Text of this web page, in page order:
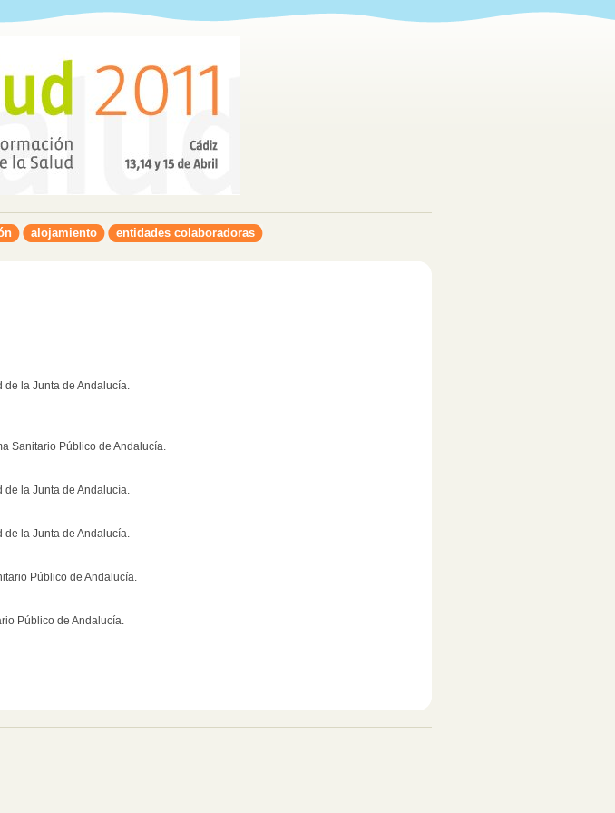
alojamiento entidades colaboradoras
de la Junta de Andalucía.
Sanitario Público de Andalucía.
de la Junta de Andalucía.
de la Junta de Andalucía.
Público de Andalucía.
Público de Andalucía.